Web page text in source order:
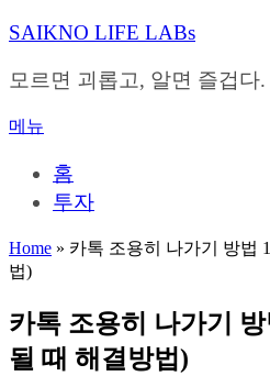
내
으
바
SAIKNO LIFE LABs
모르면 괴롭고, 알면 즐겁다.
메뉴
홈
투자
Home » 카톡 조용히 나가기 방법
법)
카톡 조용히 나가기
될 때 해결방법)